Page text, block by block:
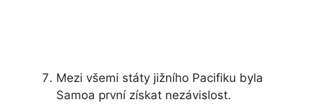
Mezi všemi státy jižního Pacifiku byla
Samoa první získat nezávislost.